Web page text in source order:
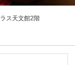
ス天文館2階